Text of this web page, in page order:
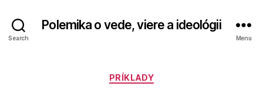
Search
Polemika o vede, viere a ideológii
Menu
Kategórie
PRÍKLADY